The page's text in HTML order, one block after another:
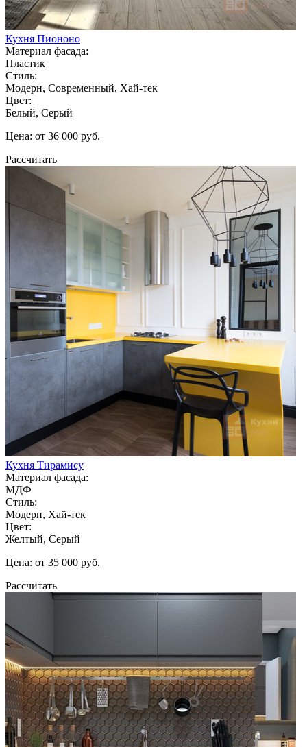
Кухня Пиононо
Материал фасада:
Пластик
Стиль:
Модерн, Современный, Хай-тек
Цвет:
Белый, Серый
Цена: от 36 000 руб.
Рассчитать
Кухня Тирамису
Материал фасада:
МДФ
Стиль:
Модерн, Хай-тек
Цвет:
Желтый, Серый
Цена: от 35 000 руб.
Рассчитать